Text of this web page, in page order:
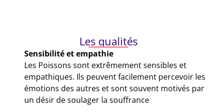
Les qualités
Sensibilité et empathie
Les Poissons sont extrêmement sensibles et
empathiques. Ils peuvent facilement percevoir les
émotions des autres et sont souvent motivés par
un désir de soulager la souffrance